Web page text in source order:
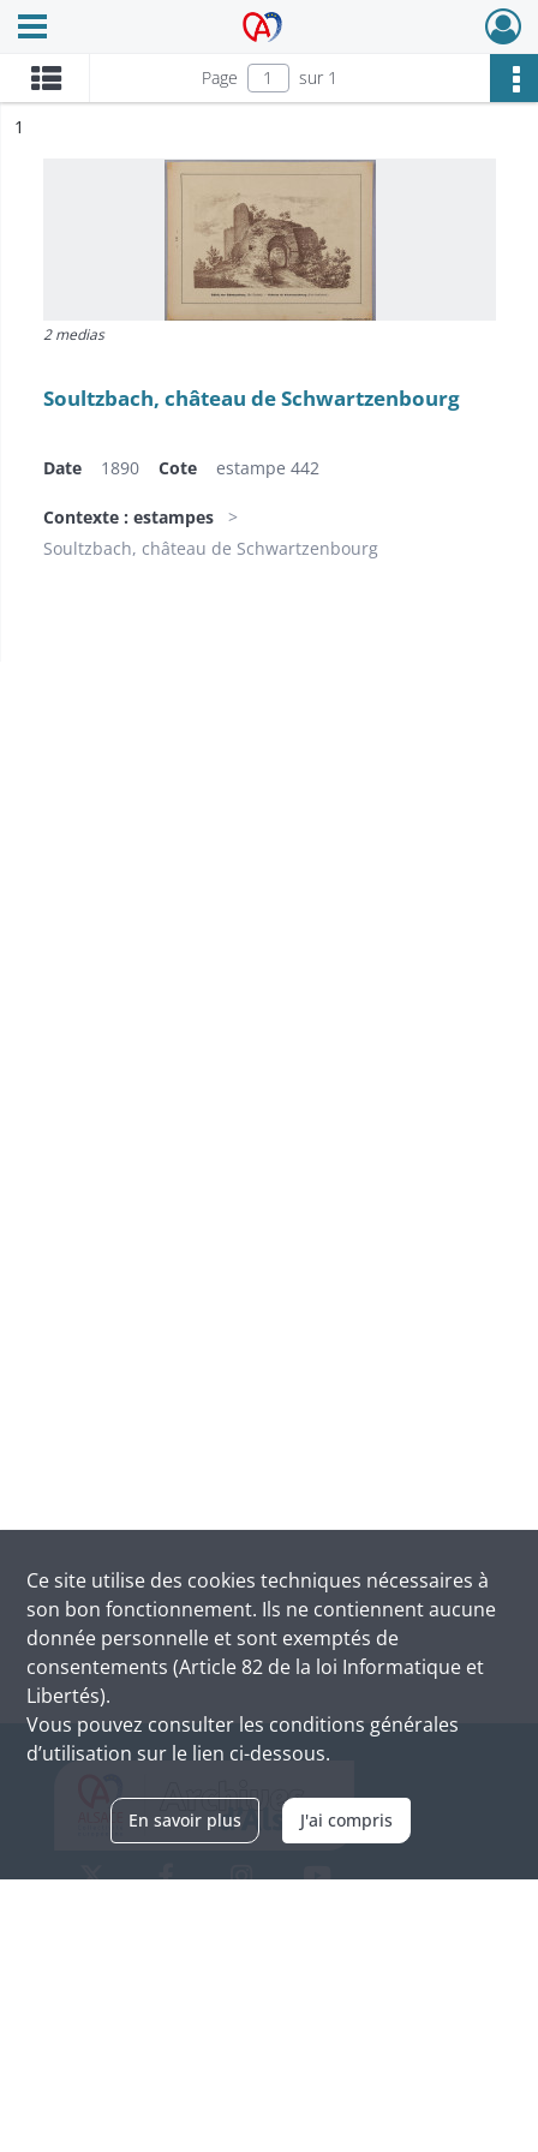
Archives Alsace - Colmar
Ouvrir le menu déroulant
Page sur 1
n°
1
2 medias
Soultzbach, château de Schwartzenbourg
Date 1890 Cote estampe 442
Contexte : estampes
Soultzbach, château de Schwartzenbourg
Ce site utilise des cookies techniques nécessaires à
son bon fonctionnement. Ils ne contiennent aucune
donnée personnelle et sont exemptés de
consentements (Article 82 de la loi Informatique et
Libertés).
Vous pouvez consulter les conditions générales
d’utilisation sur le lien ci-dessous.
En savoir plus J'ai compris